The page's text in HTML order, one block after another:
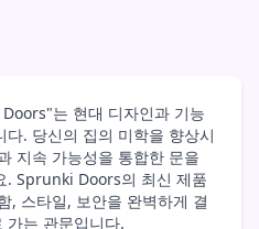
는 현대 디자인과 기능
. 당신의 집의 미학을 향상시
지속 가능성을 통합한 문을
. Sprunki Doors의 최신 제품
, 스타일, 보안을 완벽하게 결
가는 관문입니다.